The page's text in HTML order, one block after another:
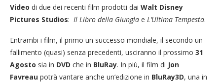
Video di due dei recenti film prodotti dai Walt Disney
Pictures Studios: Il Libro della Giungla e L’Ultima Tempesta.
Entrambi i film, il primo un successo mondiale, il secondo un
fallimento (quasi) senza precedenti, usciranno il prossimo 31
Agosto sia in DVD che in BluRay. In più, il film di Jon
Favreau potrà vantare anche un’edizione in BluRay3D, una in